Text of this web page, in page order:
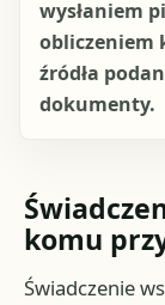
wysłaniem
obliczeniem
źródła
dokumenty.
komu
Świadczenie